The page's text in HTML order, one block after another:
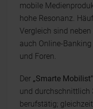
mobile
hohe Resonanz.
Vergleich sind
auch Online-
und Foren.
Der „Smarte Mobilist"
und durchschnittlich
berufstätig;